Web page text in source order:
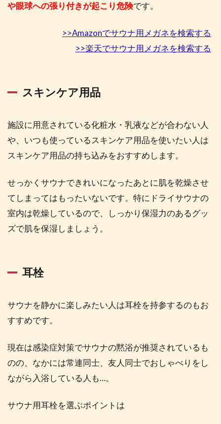
や眼球への張り付きが起こり危険です。
>>Amazonでサウナ用メガネを検索する
>>楽天でサウナ用メガネを検索する
スキンケア用品
施設に用意されている化粧水・乳液などが合わない人
や、いつも使っているスキンケア用品を使いたい人は
スキンケア用品の持ち込みをおすすめします。
せっかくサウナできれいになったあとに肌を乾燥させ
てしまってはもったいないです。特にドライサウナの
室内は乾燥しているので、しっかり保湿力のあるグッ
ズで肌を保湿しましょう。
耳栓
サウナを静かに楽しみたい人は耳栓を持参するのもお
すすめです。
現在は感染症対策でサウナの黙浴が推奨されているも
のの、なかには常連同士、友人同士でおしゃべりをし
ながら入浴している人も…。
サウナ用耳栓を選ぶポイントは